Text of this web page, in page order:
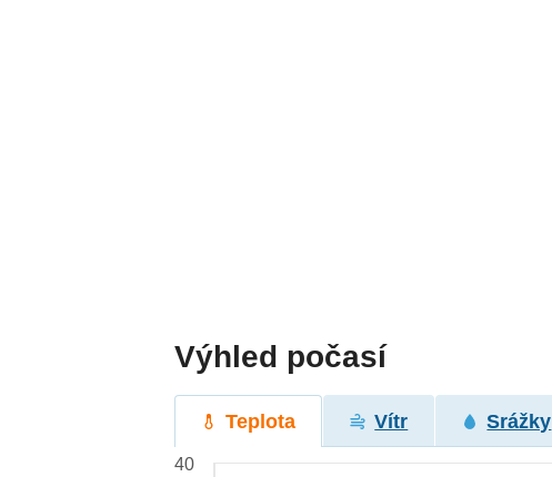
Výhled počasí
Teplota Vítr Srážky
40